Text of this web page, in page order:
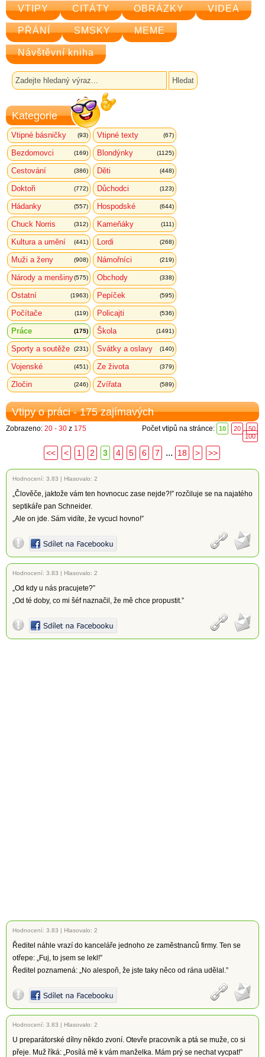
VTIPY CITÁTY OBRÁZKY VIDEA
PŘÁNÍ SMSKY MEME
Návštěvní kniha
Kategorie
Vtipné básničky (93) Vtipné texty (67)
Bezdomovci (169) Blondýnky (1125)
Cestování (386) Děti (448)
Doktoři (772) Důchodci (123)
Hádanky (557) Hospodské (644)
Chuck Norris (312) Kameňáky (111)
Kultura a umění (441) Lordi (268)
Muži a ženy (908) Námořníci (219)
Národy a menšiny(575) Obchody (338)
Ostatní (1963) Pepíček (595)
Počítače (119) Policajti (536)
Práce (175) Škola (1491)
Sporty a soutěže (231) Svátky a oslavy (140)
Vojenské (451) Ze života (379)
Zločin (246) Zvířata (589)
Vtipy o práci - 175 zajímavých
Zobrazeno: 20 - 30 z 175 Počet vtipů na stránce: 10 20
50
100
<< < 1 2 3 4 5 6 7 ... 18 > >>
Hodnocení: 3.83 | Hlasovalo: 2
„Člověče, jaktože vám ten hovnocuc zase nejde?!” rozčiluje se na najatého
septikáře pan Schneider.
„Ale on jde. Sám vidíte, že vycucl hovno!”
Hodnocení: 3.83 | Hlasovalo: 2
„Od kdy u nás pracujete?”
„Od té doby, co mi šéf naznačil, že mě chce propustit.”
Hodnocení: 3.83 | Hlasovalo: 2
Ředitel náhle vrazí do kanceláře jednoho ze zaměstnanců firmy. Ten se
otřepe: „Fuj, to jsem se lekl!”
Ředitel poznamená: „No alespoň, že jste taky něco od rána udělal.”
Hodnocení: 3.83 | Hlasovalo: 2
U preparátorské dílny někdo zvoní. Otevře pracovník a ptá se muže, co si
přeje. Muž říká: „Posílá mě k vám manželka. Mám prý se nechat vycpat!”